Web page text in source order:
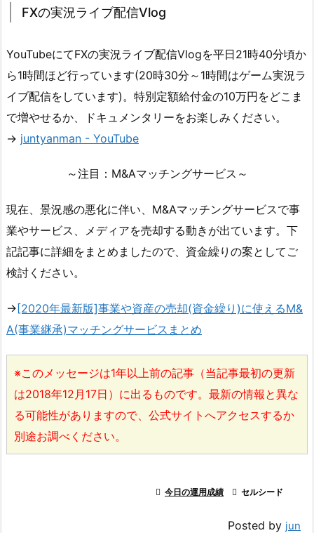
FXの実況ライブ配信Vlog
YouTubeにてFXの実況ライブ配信Vlogを平日21時40分頃か
ら1時間ほど行っています(20時30分～1時間はゲーム実況ラ
イブ配信をしています)。特別定額給付金の10万円をどこま
で増やせるか、ドキュメンタリーをお楽しみください。
→ juntyanman - YouTube
～注目：M&Aマッチングサービス～
現在、景況感の悪化に伴い、M&Aマッチングサービスで事
業やサービス、メディアを売却する動きが出ています。下
記記事に詳細をまとめましたので、資金繰りの案としてご
検討ください。
→[2020年最新版]事業や資産の売却(資金繰り)に使えるM&
A(事業継承)マッチングサービスまとめ
※このメッセージは1年以上前の記事（当記事最初の更新
は2018年12月17日）に出るものです。最新の情報と異な
る可能性がありますので、公式サイトへアクセスするか
別途お調べください。
 今日の運用成績  セルシード
Posted by jun